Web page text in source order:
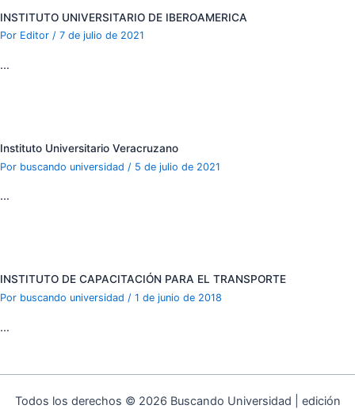
INSTITUTO UNIVERSITARIO DE IBEROAMERICA
Por Editor / 7 de julio de 2021
…
Instituto Universitario Veracruzano
Por buscando universidad / 5 de julio de 2021
…
INSTITUTO DE CAPACITACIÓN PARA EL TRANSPORTE
Por buscando universidad / 1 de junio de 2018
…
Todos los derechos © 2026 Buscando Universidad | edición